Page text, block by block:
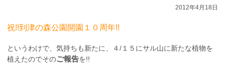
2012年4月18日
祝!!到津の森公園開園１０周年!!
というわけで、気持ちも新たに、４/１５にサル山に新たな植物を
植えたのでそのご報告を!!